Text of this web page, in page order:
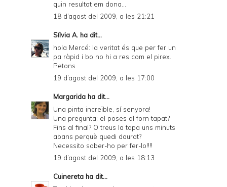
quin resultat em dona...
18 d’agost del 2009, a les 21:21
Sílvia A. ha dit...
hola Mercé: la veritat és que per fer un
pa ràpid i bo no hi a res com el pirex.
Petons
19 d’agost del 2009, a les 17:00
Margarida ha dit...
Una pinta increïble, sí senyora!
Una pregunta: el poses al forn tapat?
Fins al final? O treus la tapa uns minuts
abans perquè quedi daurat?
Necessito saber-ho per fer-lo!!!!
19 d’agost del 2009, a les 18:13
Cuinereta ha dit...